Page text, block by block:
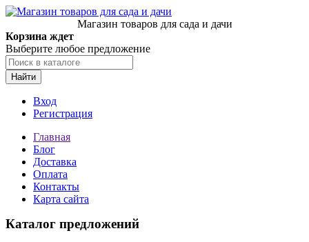
Магазин товаров для сада и дачи
Корзина ждет
Выберите любое предложение
Найти
Вход
Регистрация
Главная
Блог
Доставка
Оплата
Контакты
Карта сайта
Каталог предложений